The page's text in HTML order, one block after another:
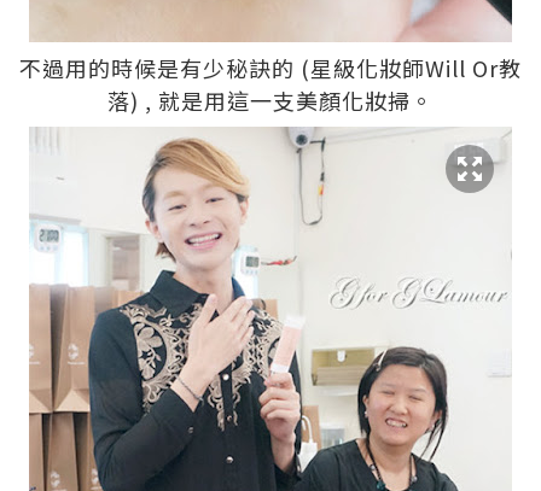
不過用的時候是有少秘訣的 (星級化妝師Will Or教
落) , 就是用這一支美顏化妝掃。